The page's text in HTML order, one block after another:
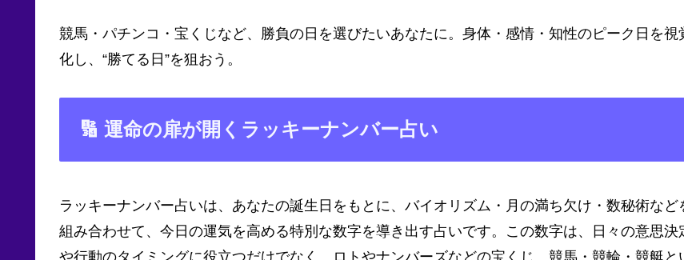
競馬・パチンコ・宝くじなど、勝負の日を選びたいあなたに。身体・感情・知性のピーク日を視
化し、“勝てる日”を狙おう。
🔢 運命の扉が開くラッキーナンバー占い
ラッキーナンバー占いは、あなたの誕生日をもとに、バイオリズム・月の満ち欠け・数秘術など
組み合わせて、今日の運気を高める特別な数字を導き出す占いです。この数字は、日々の意思決
や行動のタイミングに役立つだけでなく、ロトやナンバーズなどの宝くじ、競馬・競輪・競艇と